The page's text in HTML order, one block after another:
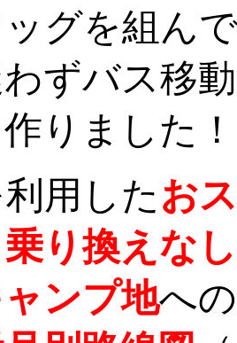
グを組ん
ずバス移
りました！
用したお
乗り換えなし
ンプ地へ